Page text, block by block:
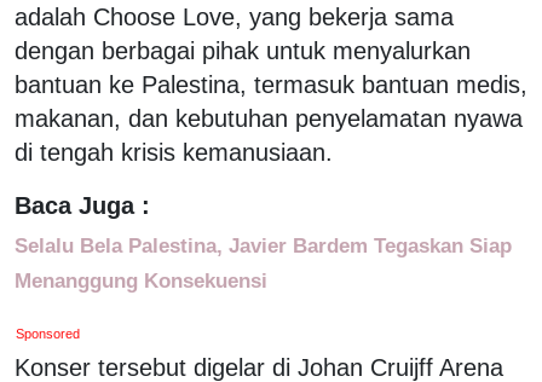
adalah Choose Love, yang bekerja sama
dengan berbagai pihak untuk menyalurkan
bantuan ke Palestina, termasuk bantuan medis,
makanan, dan kebutuhan penyelamatan nyawa
di tengah krisis kemanusiaan.
Baca Juga :
Selalu Bela Palestina, Javier Bardem Tegaskan Siap
Menanggung Konsekuensi
Sponsored
Konser tersebut digelar di Johan Cruijff Arena